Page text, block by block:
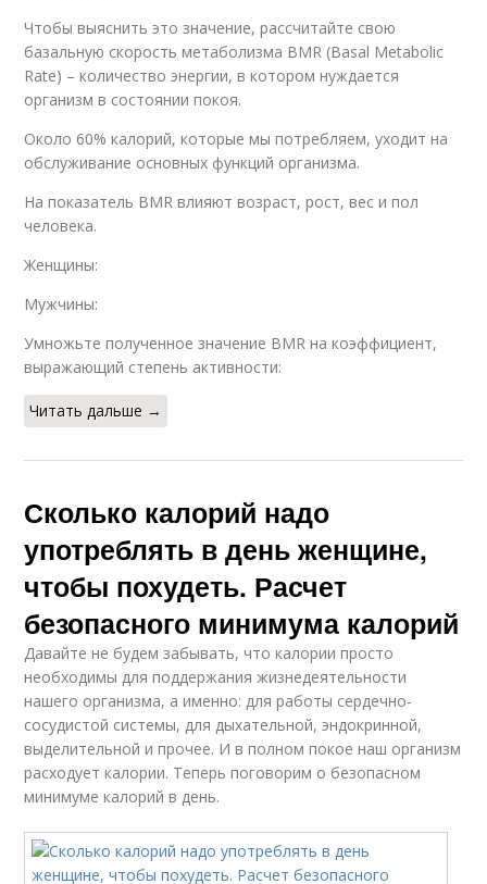
Чтобы выяснить это значение, рассчитайте свою
базальную скорость метаболизма BMR (Basal Metabolic
Rate) – количество энергии, в котором нуждается
организм в состоянии покоя.
Около 60% калорий, которые мы потребляем, уходит на
обслуживание основных функций организма.
На показатель BMR влияют возраст, рост, вес и пол
человека.
Женщины:
Мужчины:
Умножьте полученное значение BMR на коэффициент,
выражающий степень активности:
Читать дальше →
Сколько калорий надо
употреблять в день женщине,
чтобы похудеть. Расчет
безопасного минимума калорий
Давайте не будем забывать, что калории просто
необходимы для поддержания жизнедеятельности
нашего организма, а именно: для работы сердечно-
сосудистой системы, для дыхательной, эндокринной,
выделительной и прочее. И в полном покое наш организм
расходует калории. Теперь поговорим о безопасном
минимуме калорий в день.